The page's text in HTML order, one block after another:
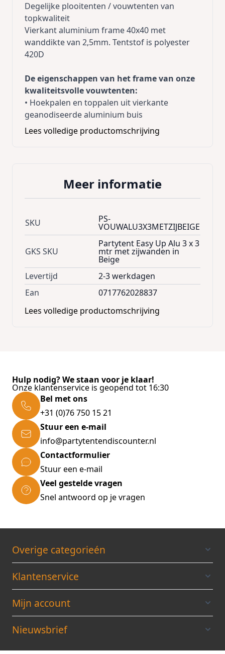
Degelijke plooitenten / vouwtenten van
topkwaliteit
Vierkant aluminium frame 40x40 met
wanddikte van 2,5mm. Tentstof is polyester
420D
De eigenschappen van het frame van onze
kwaliteitsvolle vouwtenten:
• Hoekpalen en toppalen uit vierkante
geanodiseerde aluminium buis
40x40mm, wanddikte 2,5 mm en binnenin
• Alle verbindingsstukken uit aluminium, geen
minderwaardige pvc of fiberglas stukken.
met trekpin die veel betrouwbaarder en
duurzamer zijn dan de duwsystemen van
vroeger.
• Hoekpalen voorzien van rubber
bescherming bovenaan.
• Toppalen voorzien van PVC beschermdop
die beschadiging van dakzeil uitsluit.
• Voeten van de hoekpalen voorzien van
kunnen uitschuiven tot 2m40 en hebben een
doorloophoogte van 2m10.
Voor het tentdak en zijwanden wordt
standaard 420D polyester doek gebruikt met
volgende eigenschappen:
320 gr/m²
Standaard kleuren: wit, zwart, lichtgrijs,
blauw, rood en zandkleur
Andere kleuren op speciale aanvraag
Dubbelwandig op kritieke punten
Tentdak standaard voorzien van brede
klittenband voor het aanbrengen van
Geleverd met 4 zijwanden ( 1 x dichte
achterwand , 2 x zijwand met raam, 1 x
voorwand met deuropening )
Lees volledige productomschrijving
Meer informatie
SKU PS-
VOUWALU3X3METZIJBEIGE
GKS SKU
Partytent Easy Up Alu 3 x 3
mtr met zijwanden in
Beige
Levertijd
2-3 werkdagen
Ean
0717762028837
Lees volledige productomschrijving
Hulp nodig? We staan voor je klaar!
Onze klantenservice is geopend tot 16:30
Bel met ons
+31 (0)76 750 15 21
Stuur een e-mail
info@partytentendiscounter.nl
Contactformulier
Stuur een e-mail
Veel gestelde vragen
Snel antwoord op je vragen
Overige categorieén
Klantenservice
Mijn account
Nieuwsbrief